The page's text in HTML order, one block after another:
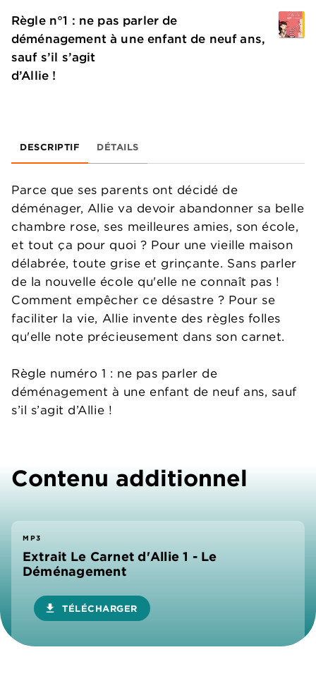
Règle n°1 : ne pas parler de
déménagement à une enfant de neuf ans,
sauf s’il s’agit
d’Allie !
DESCRIPTIF DÉTAILS
Parce que ses parents ont décidé de
déménager, Allie va devoir abandonner sa belle
chambre rose, ses meilleures amies, son école,
et tout ça pour quoi ? Pour une vieille maison
délabrée, toute grise et grinçante. Sans parler
de la nouvelle école qu'elle ne connaît pas !
Comment empêcher ce désastre ? Pour se
faciliter la vie, Allie invente des règles folles
qu'elle note précieusement dans son carnet.
Règle numéro 1 : ne pas parler de
déménagement à une enfant de neuf ans, sauf
s’il s’agit d’Allie !
Contenu additionnel
MP3
Extrait Le Carnet d'Allie 1 - Le
Déménagement
download TÉLÉCHARGER